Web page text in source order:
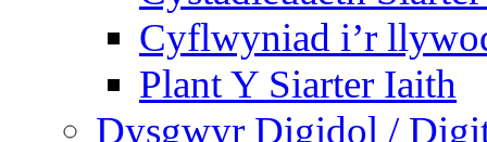
Cyflwyniad i’r
Plant Y Siarter Iaith
Dysgwyr Digidol /